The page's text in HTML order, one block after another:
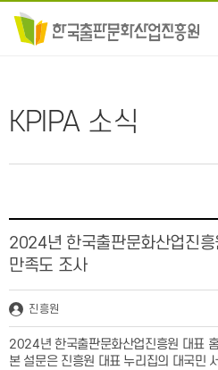
KPIPA 소식
2024년 한국출판문화산업진
만족도 조사
진흥원
2024년 한국출판문화산업진흥원 대표
본 설문은 진흥원 대표 누리집의 대국민